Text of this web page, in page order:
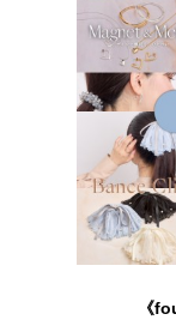
《